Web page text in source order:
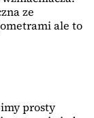
ze
ale to
prosty